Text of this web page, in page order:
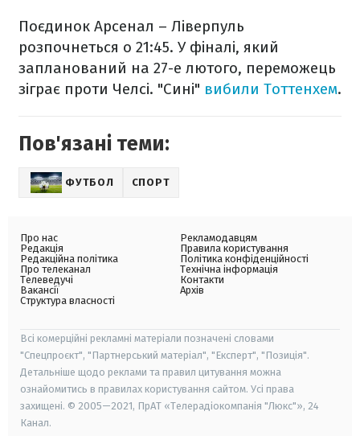
Поєдинок Арсенал – Ліверпуль
розпочнеться о 21:45. У фіналі, який
запланований на 27-е лютого, переможець
зіграє проти Челсі. "Сині" вибили Тоттенхем.
Пов'язані теми:
ФУТБОЛ СПОРТ
Про нас
Редакція
Редакційна політика
Про телеканал
Телеведучі
Вакансії
Структура власності
Рекламодавцям
Правила користування
Політика конфіденційності
Технічна інформація
Контакти
Архів
Всі комерційні рекламні матеріали позначені словами
"Спецпроєкт", "Партнерський матеріал", "Експерт", "Позиція".
Детальніше щодо реклами та правил цитування можна
ознайомитись в правилах користування сайтом. Усі права
захищені. © 2005—2021, ПрАТ «Телерадіокомпанія "Люкс"», 24
Канал.